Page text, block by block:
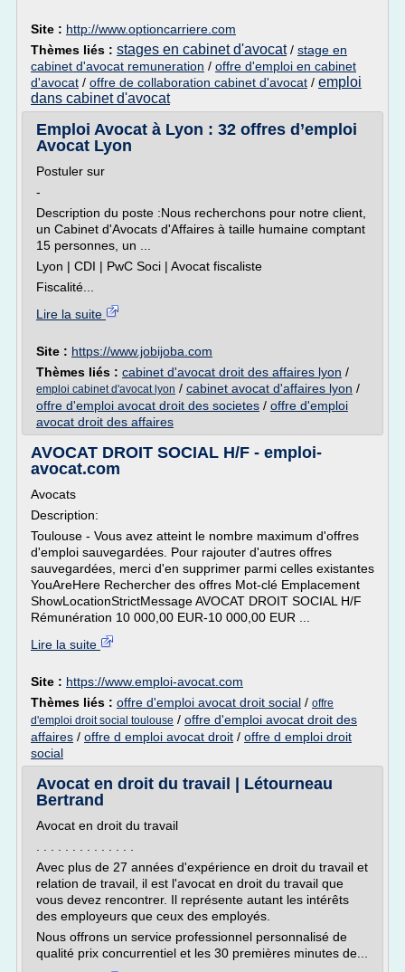
Site : http://www.optioncarriere.com
Thèmes liés : stages en cabinet d'avocat/ stage en
cabinet d'avocat remuneration / offre d'emploi en cabinet
d'avocat / offre de collaboration cabinet d'avocat / emploi
dans cabinet d'avocat
Emploi Avocat à Lyon : 32 offres d’emploi
Avocat Lyon
Postuler sur
-
Description du poste :Nous recherchons pour notre client,
un Cabinet d'Avocats d'Affaires à taille humaine comptant
15 personnes, un ...
Lyon | CDI | PwC Soci | Avocat fiscaliste
Fiscalité...
Lire la suite
Site : https://www.jobijoba.com
Thèmes liés : cabinet d'avocat droit des affaires lyon /
emploi cabinet d'avocat lyon / cabinet avocat d'affaires lyon /
offre d'emploi avocat droit des societes / offre d'emploi
avocat droit des affaires
AVOCAT DROIT SOCIAL H/F - emploi-
avocat.com
Avocats
Description:
Toulouse - Vous avez atteint le nombre maximum d'offres
d'emploi sauvegardées. Pour rajouter d'autres offres
sauvegardées, merci d'en supprimer parmi celles existantes
YouAreHere Rechercher des offres Mot-clé Emplacement
ShowLocationStrictMessage AVOCAT DROIT SOCIAL H/F
Rémunération 10 000,00 EUR-10 000,00 EUR ...
Lire la suite
Site : https://www.emploi-avocat.com
Thèmes liés : offre d'emploi avocat droit social / offre
d'emploi droit social toulouse / offre d'emploi avocat droit des
affaires / offre d emploi avocat droit / offre d emploi droit
social
Avocat en droit du travail | Létourneau
Bertrand
Avocat en droit du travail
Avec plus de 27 années d'expérience en droit du travail et
relation de travail, il est l'avocat en droit du travail que
vous devez rencontrer. Il représente autant les intérêts
des employeurs que ceux des employés.
Nous offrons un service professionnel personnalisé de
qualité prix concurrentiel et les 30 premières minutes de...